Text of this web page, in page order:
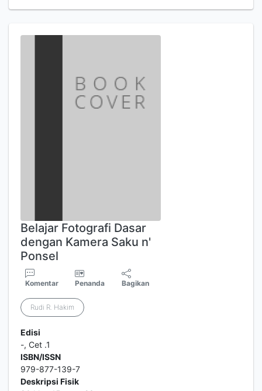
Belajar Fotografi Dasar
dengan Kamera Saku n'
Ponsel
Komentar Penanda Bagikan
Rudi R. Hakim
Edisi
-, Cet .1
ISBN/ISSN
979-877-139-7
Deskripsi Fisik